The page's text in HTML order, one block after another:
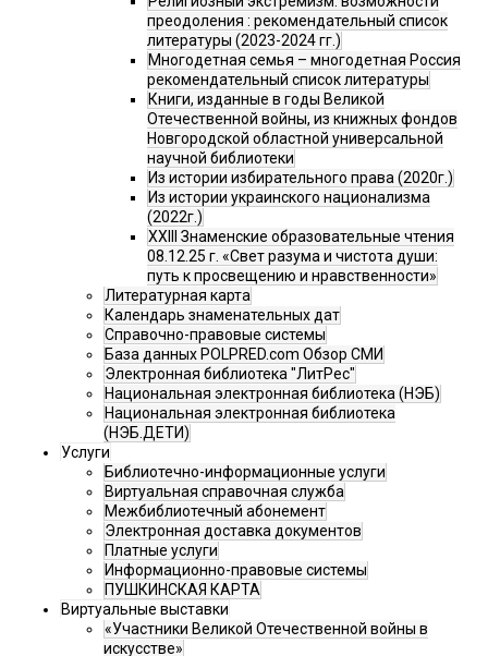
преодоления : рекомендательный список
литературы (2023-2024 гг.)
Многодетная семья – многодетная Россия
рекомендательный список литературы
Книги, изданные в годы Великой
Отечественной войны, из книжных фондов
Новгородской областной универсальной
научной библиотеки
Из истории избирательного права (2020г.)
Из истории украинского национализма
(2022г.)
XXIII Знаменские образовательные чтения
08.12.25 г. «Свет разума и чистота души:
путь к просвещению и нравственности»
Литературная карта
Календарь знаменательных дат
Справочно-правовые системы
База данных POLPRED.com Обзор СМИ
Электронная библиотека "ЛитРес"
Национальная электронная библиотека (НЭБ)
Национальная электронная библиотека
(НЭБ.ДЕТИ)
Услуги
Библиотечно-информационные услуги
Виртуальная справочная служба
Межбиблиотечный абонемент
Электронная доставка документов
Платные услуги
Информационно-правовые системы
ПУШКИНСКАЯ КАРТА
Виртуальные выставки
«Участники Великой Отечественной войны в
искусстве»